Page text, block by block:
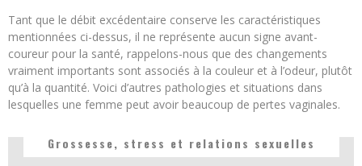
Tant que le débit excédentaire conserve les caractéristiques
mentionnées ci-dessus, il ne représente aucun signe avant-
coureur pour la santé, rappelons-nous que des changements
vraiment importants sont associés à la couleur et à l’odeur, plutôt
qu’à la quantité. Voici d’autres pathologies et situations dans
lesquelles une femme peut avoir beaucoup de pertes vaginales.
Grossesse, stress et relations sexuelles